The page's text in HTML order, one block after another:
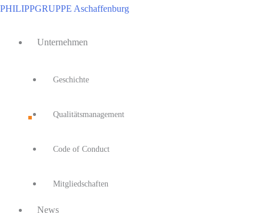
Zum
springen
PHILIPPGRUPPE Aschaffenburg
Unternehmen
Geschichte
Qualitätsmanagement
Code of Conduct
Mitgliedschaften
News